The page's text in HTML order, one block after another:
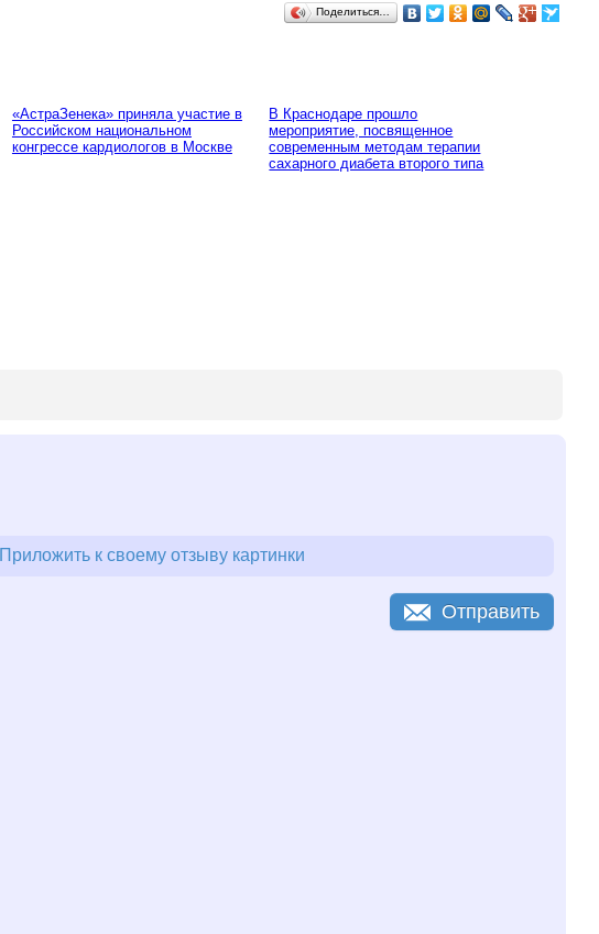
Поделиться…
«АстраЗенека» приняла участие в
Российском национальном
конгрессе кардиологов в Москве
В Краснодаре прошло
мероприятие, посвященное
современным методам терапии
сахарного диабета второго типа
Приложить к своему отзыву картинки
Отправить